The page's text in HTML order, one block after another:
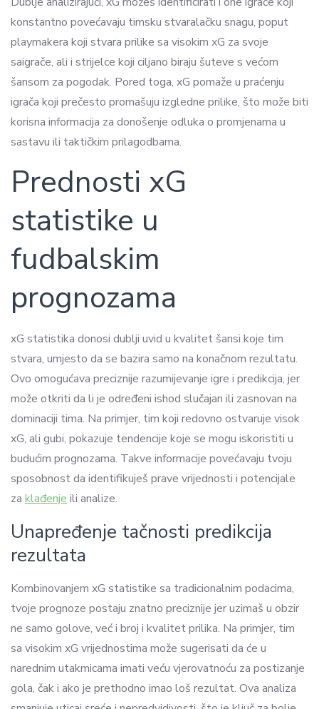
konstantno povećavaju timsku stvaralačku snagu, poput
playmakera koji stvara prilike sa visokim xG za svoje
saigrače, ali i strijelce koji ciljano biraju šuteve s većom
šansom za pogodak. Pored toga, xG pomaže u praćenju
igrača koji prečesto promašuju izgledne prilike, što može biti
korisna informacija za donošenje odluka o promjenama u
sastavu ili taktičkim prilagodbama.
Prednosti xG
statistike u
fudbalskim
prognozama
xG statistika donosi dublji uvid u kvalitet šansi koje tim
stvara, umjesto da se bazira samo na konačnom rezultatu.
Ovo omogućava preciznije razumijevanje igre i predikcija, jer
može otkriti da li je određeni ishod slučajan ili zasnovan na
dominaciji tima. Na primjer, tim koji redovno ostvaruje visok
xG, ali gubi, pokazuje tendencije koje se mogu iskoristiti u
budućim prognozama. Takve informacije povećavaju tvoju
sposobnost da identifikuješ prave vrijednosti i potencijale
za klađenje ili analize.
Unapređenje tačnosti predikcija
rezultata
Kombinovanjem xG statistike sa tradicionalnim podacima,
tvoje prognoze postaju znatno preciznije jer uzimaš u obzir
ne samo golove, već i broj i kvalitet prilika. Na primjer, tim
sa visokim xG vrijednostima može sugerisati da će u
narednim utakmicama imati veću vjerovatnoću za postizanje
gola, čak i ako je prethodno imao loš rezultat. Ova analiza